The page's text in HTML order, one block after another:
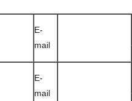
E-
mail
E-
mail